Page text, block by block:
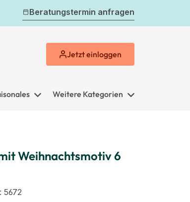
Beratungstermin anfragen
Jetzteinloggen
Weitere Kategorien
Weihnachtsmotiv 6
5672